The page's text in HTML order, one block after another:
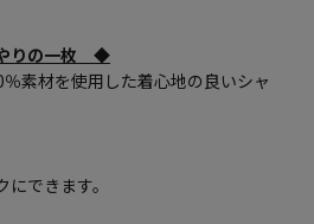
りの一枚 ◆
素材を使用した着心地の良いシャ
できます。